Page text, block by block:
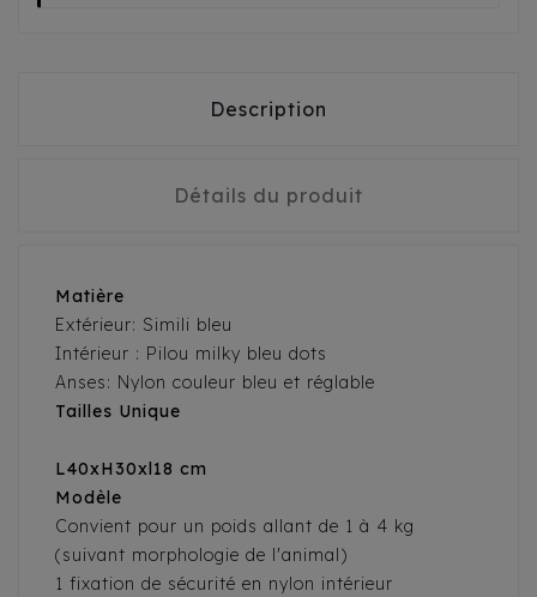
Description
Détails du produit
Matière
Extérieur: Simili bleu
Intérieur : Pilou milky bleu dots
Anses: Nylon couleur bleu et réglable
Tailles Unique
L40xH30xl18 cm
Modèle
Convient pour un poids allant de 1 à 4 kg
(suivant morphologie de l'animal)
1 fixation de sécurité en nylon intérieur